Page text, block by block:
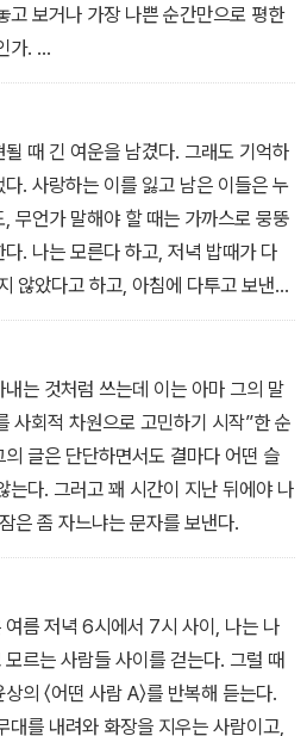
밤에 1976년 파리 몽트뢰 재즈 페스
〉을 여러 번 들었다.
고 보거나 가장 나쁜 순간만으로 평한
가.
와 작품을 하나로 보려 한다. 여전히
이처럼, 어째서 하나가 아닌 둘이냐
그의 말이 철없던 시절의 실언이었대
다. 한 사람의 세계관을 반영하는 언어
까. 하지만 그 혼란도 다음과 같은 이
때 긴 여운을 남겼다. 그래도 기억하
. 사랑하는 이를 잃고 남은 이들은 누
무언가 말해야 할 때는 가까스로 뭉뚱
. 나는 모른다 하고, 저녁 밥때가 다
않았다고 하고, 아침에 다투고 보낸
다고 한다. 그리고 그 나무는, 차마 볼
오래도록 매여 아무래도 놓여날 수
는 것처럼 쓰는데 이는 아마 그의 말
사회적 차원으로 고민하기 시작”한 순
글은 단단하면서도 결마다 어떤 슬
는다. 그러고 꽤 시간이 지난 뒤에야 나
은 좀 자느냐는 문자를 보낸다.
름 저녁 6시에서 7시 사이, 나는 나
르는 사람들 사이를 걷는다. 그럴 때
의 〈어떤 사람 A〉를 반복해 듣는다.
를 내려와 화장을 지우는 사람이고,